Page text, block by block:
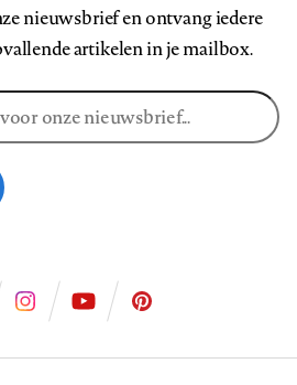
nieuwsbrief en ontvang iedere
artikelen in je mailbox.
ons
ons
ons